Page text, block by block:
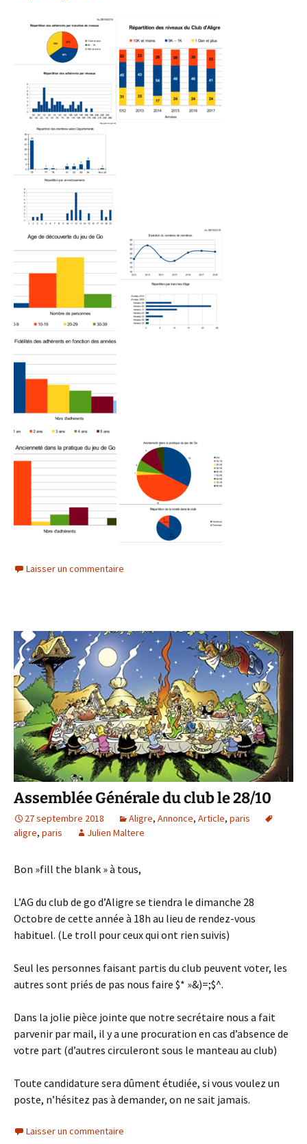
Laisser un commentaire
Assemblée Générale du club le 28/10
27 septembre 2018 Aligre, Annonce, Article, paris
aligre, paris Julien Maltere
Bon »fill the blank » à tous,
L’AG du club de go d’Aligre se tiendra le dimanche 28
Octobre de cette année à 18h au lieu de rendez-vous
habituel. (Le troll pour ceux qui ont rien suivis)
Seul les personnes faisant partis du club peuvent voter, les
autres sont priés de pas nous faire $* »&)=;$^.
Dans la jolie pièce jointe que notre secrétaire nous a fait
parvenir par mail, il y a une procuration en cas d’absence de
votre part (d’autres circuleront sous le manteau au club)
Toute candidature sera dûment étudiée, si vous voulez un
poste, n’hésitez pas à demander, on ne sait jamais.
Laisser un commentaire